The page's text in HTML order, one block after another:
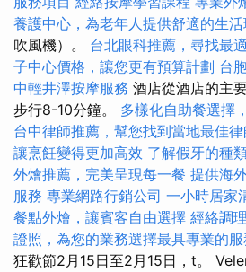
養護中心，為老年人提供舒適的生
吹風機）。 台北眼科推薦，尋找最
子中心價格，讓您更有預算計劃 台
中輕井澤按摩服務 酒店從酒店的主
步行8-10分鐘。 多樣化自助餐選擇
台中律師推薦，幫您找到當地最佳律
讓烹飪變得更加高效 了解假牙的種
外燴推薦，完美呈現每一餐 提供海
服務 專業網路行銷公司 一小時居家
餐點外燴，讓賓客自由選擇 經絡調
證照，為您的業務選擇最具專業的服
狂歡節2月15日至2月15日，t。